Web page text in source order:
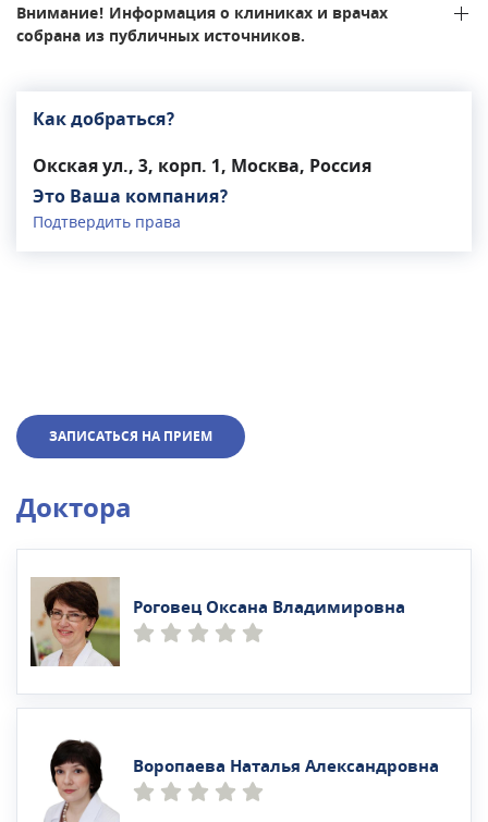
Внимание! Информация о клиниках и врачах
собрана из публичных источников.
Как добраться?
Окская ул., 3, корп. 1, Москва, Россия
Это Ваша компания?
Подтвердить права
ЗАПИСАТЬСЯ НА ПРИЕМ
Доктора
Роговец Оксана Владимировна
Воропаева Наталья Александровна